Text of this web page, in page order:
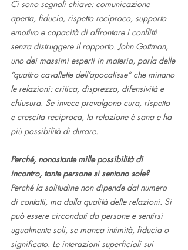
Ci sono segnali chiave: comunicazione
aperta, fiducia, rispetto reciproco, supporto
emotivo e capacità di affrontare i conflitti
senza distruggere il rapporto. John Gottman,
uno dei massimi esperti in materia, parla delle
“quattro cavallette dell’apocalisse” che minano
le relazioni: critica, disprezzo, difensività e
chiusura. Se invece prevalgono cura, rispetto
e crescita reciproca, la relazione è sana e ha
più possibilità di durare.
Perché, nonostante mille possibilità di
incontro, tante persone si sentono sole?
Perché la solitudine non dipende dal numero
di contatti, ma dalla qualità delle relazioni. Si
può essere circondati da persone e sentirsi
ugualmente soli, se manca intimità, fiducia o
significato. Le interazioni superficiali sui